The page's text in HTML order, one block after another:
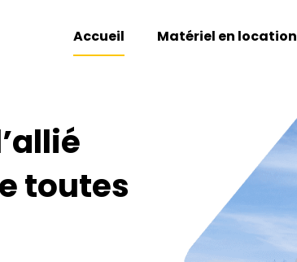
Accueil Matériel en location
toutes